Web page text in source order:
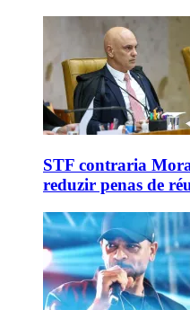
STF contraria
reduzir penas de